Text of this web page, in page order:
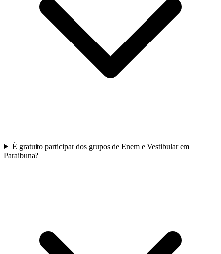
É gratuito participar dos grupos de Enem e Vestibular em
Paraibuna?